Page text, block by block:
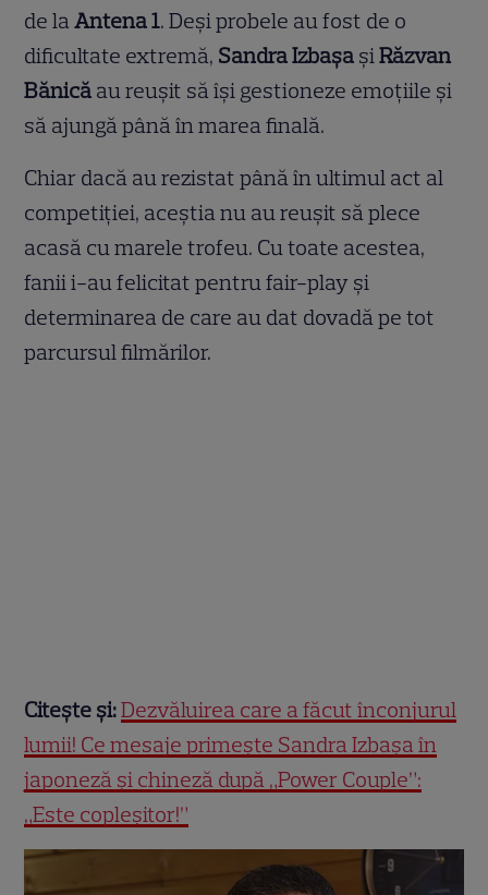
de laAntena 1. Deși probele au fost de o
dificultate extremă, Sandra Izbașa șiRăzvan
Bănică au reușit să își gestioneze emoțiile și
să ajungă până în marea finală.
Chiar dacă au rezistat până în ultimul act al
competiției, aceștia nu au reușit să plece
acasă cu marele trofeu. Cu toate acestea,
fanii i-au felicitat pentru fair-play și
determinarea de care au dat dovadă pe tot
parcursul filmărilor.
Citește și:Dezvăluirea care a făcut înconjurul
lumii! Ce mesaje primește Sandra Izbașa în
japoneză și chineză după „Power Couple”:
„Este copleșitor!”